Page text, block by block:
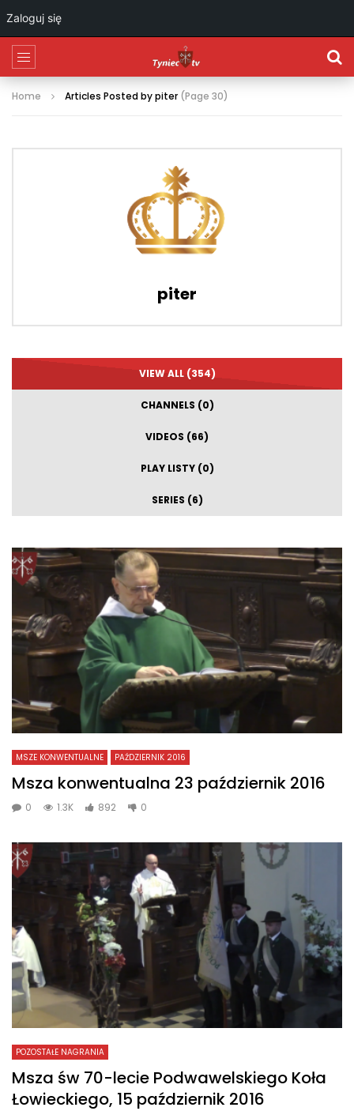
Zaloguj się
Home Articles Posted by piter(Page 30)
piter
VIEW ALL (354)
CHANNELS (0)
VIDEOS (66)
PLAY LISTY (0)
SERIES (6)
MSZE KONWENTUALNE PAŹDZIERNIK 2016
Msza konwentualna 23 październik 2016
0 1.3K 892 0
POZOSTAŁE NAGRANIA
Msza św 70-lecie Podwawelskiego Koła
Łowieckiego, 15 październik 2016